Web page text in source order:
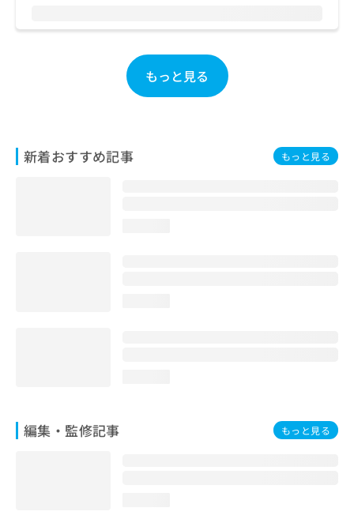
もっと見る
新着おすすめ記事 もっと見る
編集・監修記事 もっと見る
問
ら